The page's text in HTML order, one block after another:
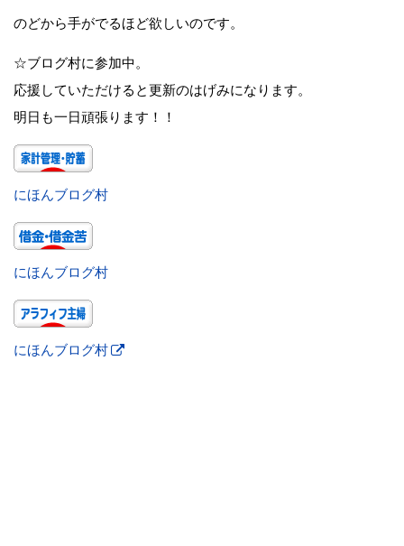
のどから手がでるほど欲しいのです。
☆ブログ村に参加中。
応援していただけると更新のはげみになります。
明日も一日頑張ります！！
にほんブログ村
にほんブログ村
にほんブログ村